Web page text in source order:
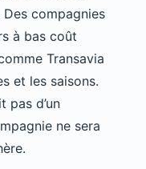
Des compagnies
à bas coût
Transavia
et les saisons.
pas d’un
ne sera